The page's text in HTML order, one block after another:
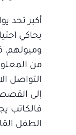
أكبر تحد
يحاكي
وميولهم،
من
التواصل
إلى
فالكاتب
الطفل